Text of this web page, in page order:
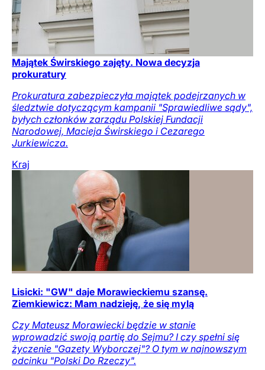
Majątek Świrskiego zajęty. Nowa decyzja
prokuratury
Prokuratura zabezpieczyła majątek podejrzanych w
śledztwie dotyczącym kampanii "Sprawiedliwe sądy",
byłych członków zarządu Polskiej Fundacji
Narodowej, Macieja Świrskiego i Cezarego
Jurkiewicza.
Kraj
Lisicki: "GW" daje Morawieckiemu szansę.
Ziemkiewicz: Mam nadzieję, że się mylą
Czy Mateusz Morawiecki będzie w stanie
wprowadzić swoją partię do Sejmu? I czy spełni się
życzenie "Gazety Wyborczej"? O tym w najnowszym
odcinku "Polski Do Rzeczy".